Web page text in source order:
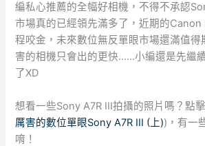
編私心推薦的全幅好相機，不得不承認
市場真的已經領先滿多了，近期的Canon
程咬金，未來數位無反單眼市場還滿值得
害的相機只會出的更快……小編還是先繼
了XD
想看一些Sony A7R III拍攝的照片嗎？點
厲害的數位單眼Sony A7R III (上))，有一
唷！